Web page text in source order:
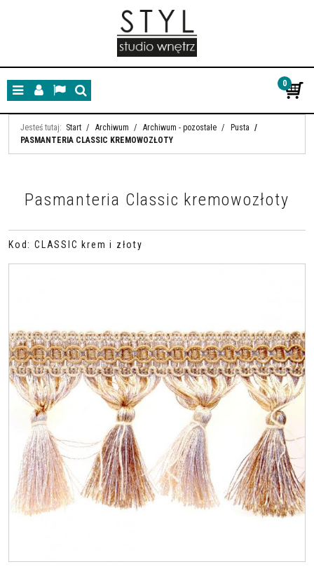
MenuPanelLangSzukaj
0
Jesteś tutaj: Start / Archiwum / Archiwum - pozostałe / Pusta /
PASMANTERIA CLASSIC KREMOWOZŁOTY
Pasmanteria Classic kremowozłoty
Kod : CLASSIC krem i złoty